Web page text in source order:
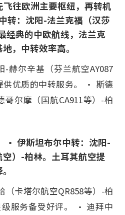
往欧洲主要枢纽，再转机
转：沈阳-法兰克福（汉莎
经典的中欧航线，法兰克
，中转效率高。
赫尔辛基（芬兰航空AY087
供优质的中转服务。 • 斯德
尔摩（国航CA911等）-柏
• 伊斯坦布尔中转：沈阳-
）-柏林。土耳其航空提
（卡塔尔航空QR858等）-柏
服务备受好评。 • 迪拜中